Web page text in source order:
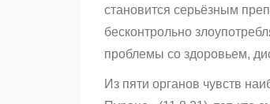
становится серьёзным
бесконтрольно
проблемы со здоровьем,
Из пяти органов чувств